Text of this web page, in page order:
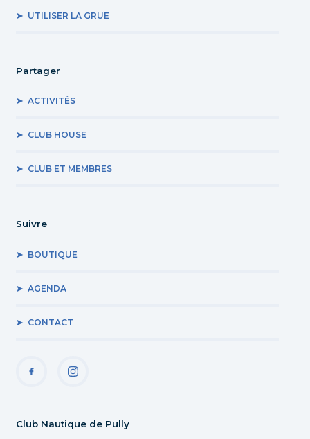
UTILISER LA GRUE
Partager
ACTIVITÉS
CLUB HOUSE
CLUB ET MEMBRES
Suivre
BOUTIQUE
AGENDA
CONTACT
Club Nautique de Pully